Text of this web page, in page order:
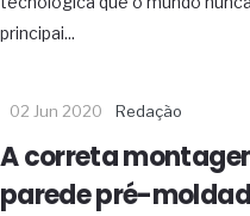
principai...
02 Jun 2020 Redação
A correta
parede pré-